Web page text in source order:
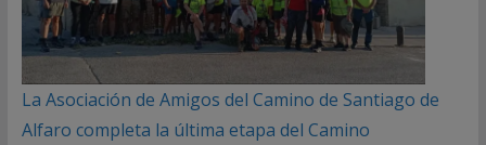
La Asociación de Amigos del Camino de Santiago de
Alfaro completa la última etapa del Camino